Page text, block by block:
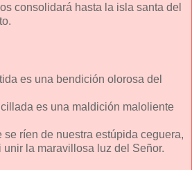
consolidará hasta la isla santa del
es una bendición olorosa del
es una maldición maloliente
se ríen de nuestra estúpida ceguera,
la maravillosa luz del Señor.